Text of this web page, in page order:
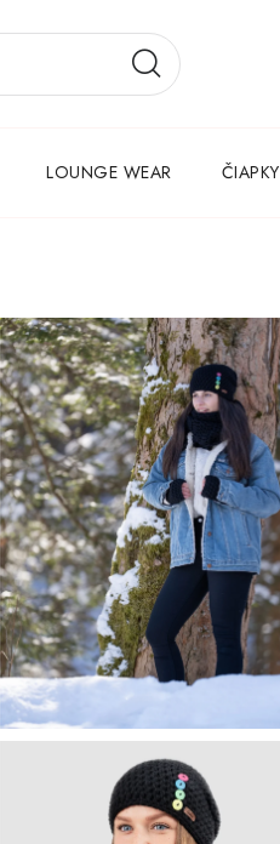
LOUNGE WEAR ČIAPKY